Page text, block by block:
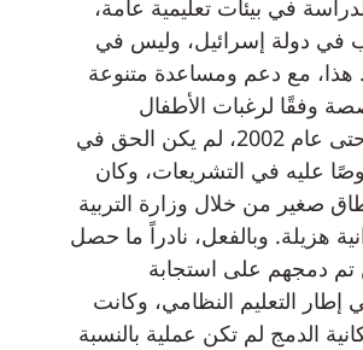
في بيئات تعليمية عامة،
في دولة إسرائيل، وليس في
مع دعم ومساعدة متنوعة
وفقًا لرغبات الأطفال
واحتياجاتهم. حتى عام 2002، لم يكن الحق في
عليه في التشريعات، وكان
صغير من خلال وزارة التربية
هزيلة. وبالفعل، نادراً ما حصل
تم دمجهم على استجابة
إطار التعليم النظامي، وكانت
الدمج لم تكن عملية بالنسبة